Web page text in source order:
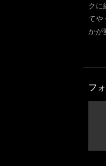
クに
てや
かが
フ